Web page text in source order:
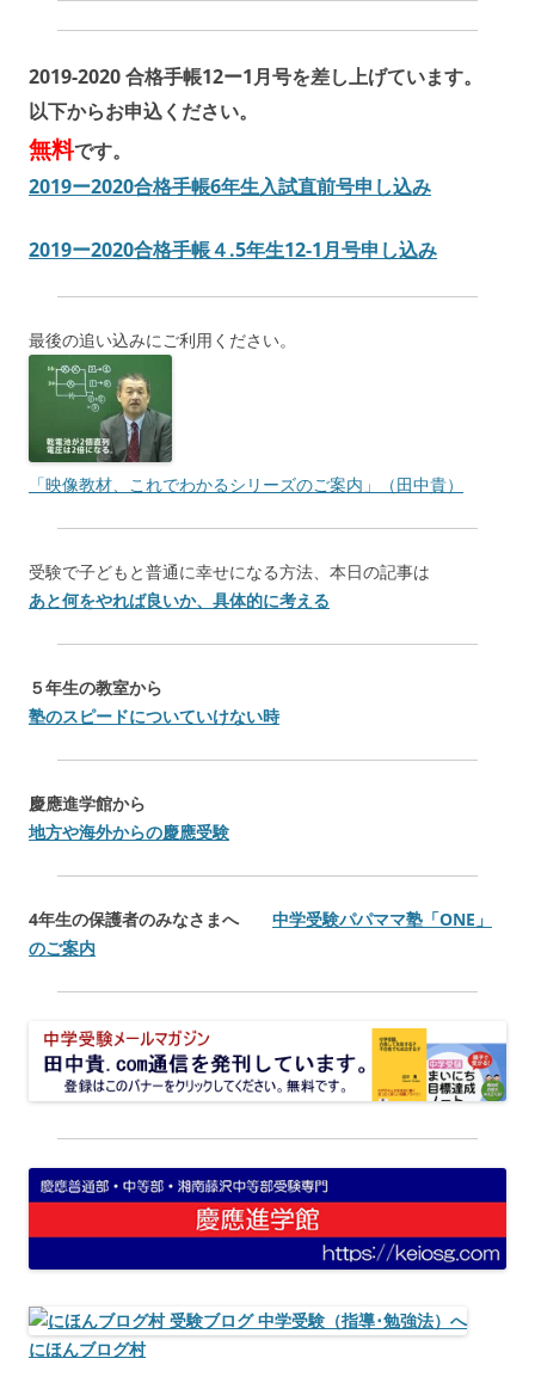
2019-2020 合格手帳12ー1月号を差し上げています。
以下からお申込ください。
無料です。
2019ー2020合格手帳6年生入試直前号申し込み
2019ー2020合格手帳４.5年生12-1月号申し込み
最後の追い込みにご利用ください。
「映像教材、これでわかるシリーズのご案内」（田中貴）
受験で子どもと普通に幸せになる方法、本日の記事は
あと何をやれば良いか、具体的に考える
５年生の教室から
塾のスピードについていけない時
慶應進学館から
地方や海外からの慶應受験
4年生の保護者のみなさまへ
中学受験パパママ塾「ONE」
のご案内
にほんブログ村